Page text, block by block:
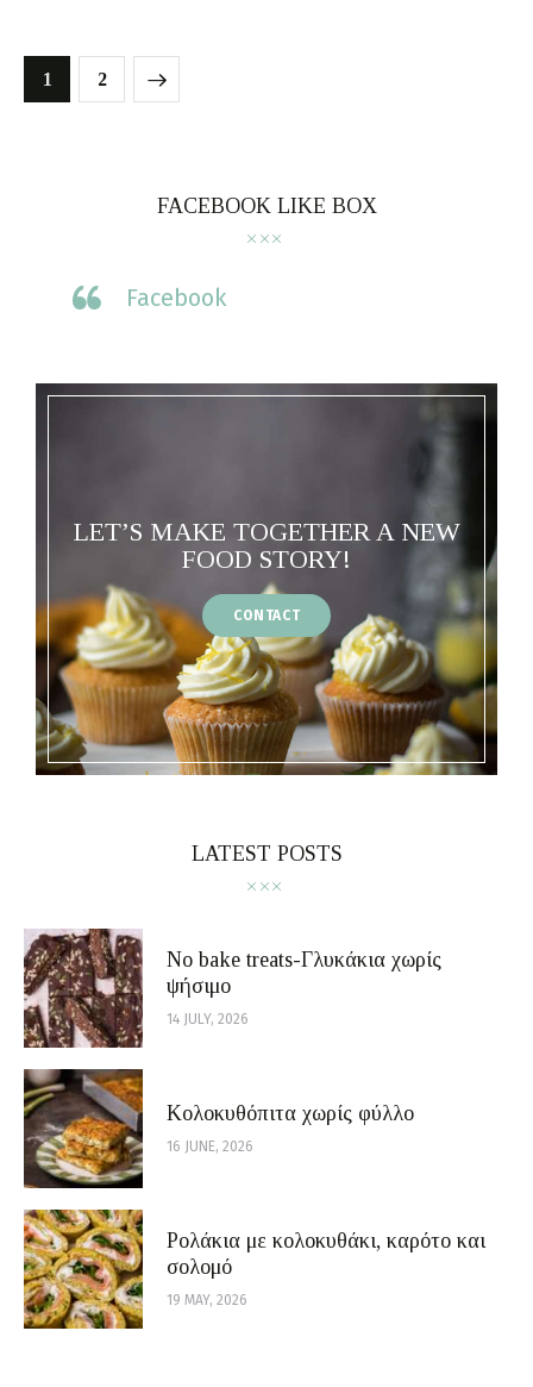
1 2
FACEBOOK LIKE BOX
Facebook
LET’S MAKE TOGETHER A NEW
FOOD STORY!
CONTACT
LATEST POSTS
No bake treats-Γλυκάκια χωρίς
ψήσιμο
14 JULY, 2026
Κολοκυθόπιτα χωρίς φύλλο
16 JUNE, 2026
Ρολάκια με κολοκυθάκι, καρότο και
σολομό
19 MAY, 2026